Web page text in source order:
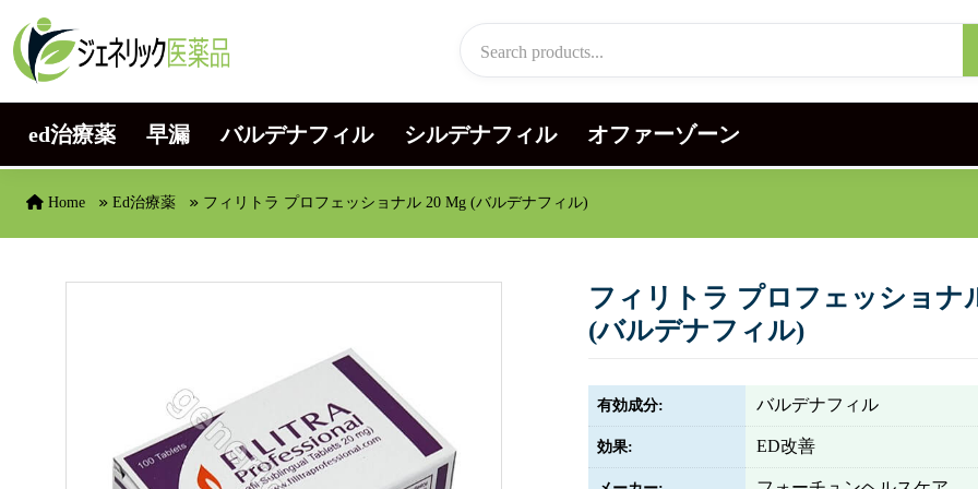
Skip to content
ed治療薬 早漏 バルデナフィル シルデナフィル オファーゾーン
Home Ed治療薬 フィリトラ プロフェッショナル 20 Mg (バルデナフィル)
フィリトラ プロフェッショナ
(バルデナフィル)
有効成分: バルデナフィル
効果: ED改善